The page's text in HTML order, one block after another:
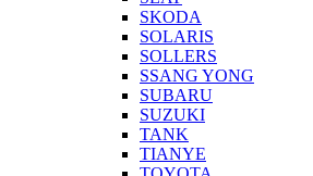
SKODA
SOLARIS
SOLLERS
SSANG YONG
SUBARU
SUZUKI
TANK
TIANYE